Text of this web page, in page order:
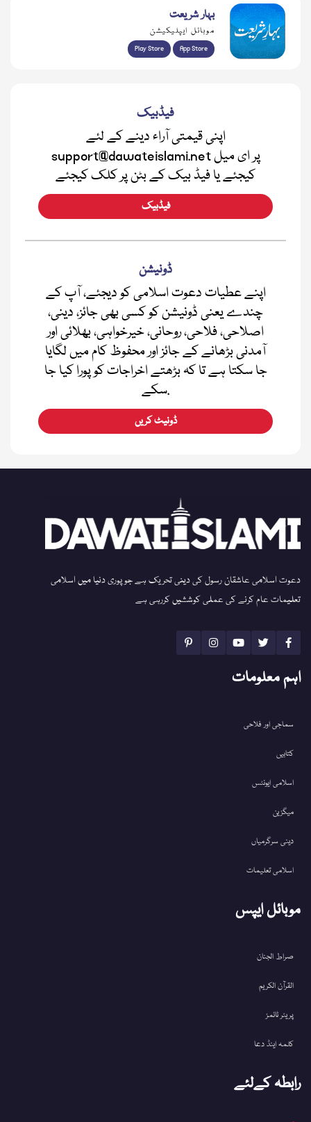
بہار شریعت
موبائل ایپلیکیشن
Play Store App Store
فیڈبیک
اپنی قیمتی آراء دینے کے لئے
support@dawateislami.net پر ای میل
کیجئے یا فیڈ بیک کے بٹن پر کلک کیجئے
فیڈبیک
ڈونیشن
اپنے عطیات دعوت اسلامی کو دیجئے، آپ کے
چندے یعنی ڈونیشن کو کسی بھی جائز، دینی،
اصلاحی، فلاحی، روحانی، خیرخواہی، بھلائی اور
آمدنی بڑھانے کے جائز اور محفوظ کام میں لگایا
جا سکتا ہے تا کہ بڑھتے اخراجات کو پورا کیا جا
سکے.
ڈونیٹ کریں
دعوت اسلامی عاشقان رسول کی دینی تحریک ہے جو پوری دنیا میں اسلامی
تعلیمات عام کرنے کی عملی کوششیں کررہی ہے
اہم معلومات
سماجی اور فلاحی
کتابیں
اسلامی ایونٹس
میگزین
دینی سرگرمیاں
اسلامی تعلیمات
موبائل ایپس
صراط الجنان
القرآن الکریم
پریئر ٹائمز
کلمہ اینڈ دعا
رابطہ کےلئے